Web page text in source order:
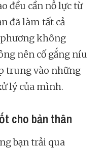
đều cần nỗ lực từ
đã làm tất cả
không
nên cố gắng níu
trung vào những
lý của mình.
cho bản thân
bạn trải qua